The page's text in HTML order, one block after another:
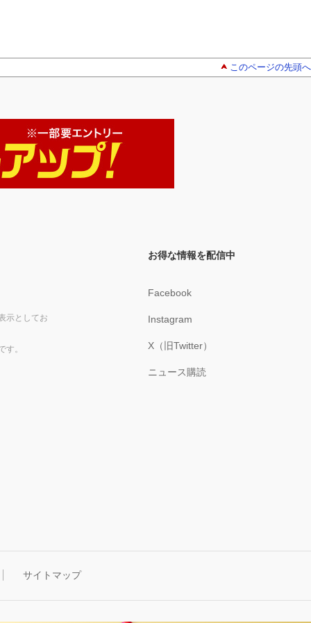
このページの先頭へ
示としてお
す。
お得な情報を配信中
Facebook
Instagram
X（旧Twitter）
ニュース購読
サイトマップ